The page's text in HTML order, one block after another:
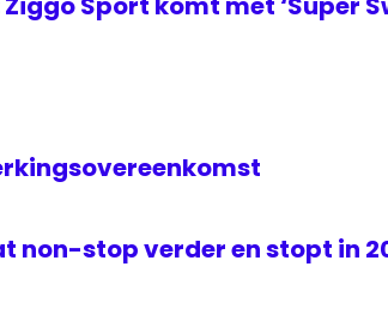
non-stop verder en stopt in